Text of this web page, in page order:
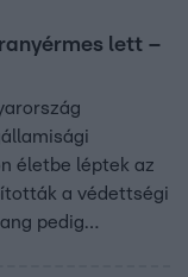
lett –
életbe léptek az
a védettségi
pedig